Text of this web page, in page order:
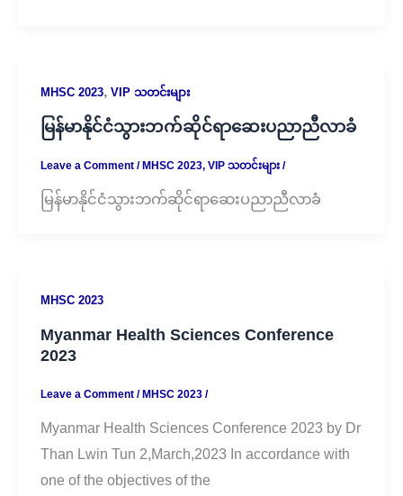
MHSC 2023, VIP သတင်းများ
မြန်မာနိုင်ငံသွားဘက်ဆိုင်ရာဆေးပညာညီလာခံ
Leave a Comment /MHSC 2023, VIP သတင်းများ/
မြန်မာနိုင်ငံသွားဘက်ဆိုင်ရာဆေးပညာညီလာခံ
MHSC 2023
Myanmar Health Sciences Conference
2023
Leave a Comment /MHSC 2023/
Myanmar Health Sciences Conference 2023 by Dr
Than Lwin Tun 2,March,2023 In accordance with
one of the objectives of the